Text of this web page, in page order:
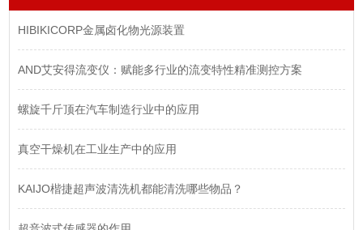
HIBIKICORP金属卤化物光源装置
AND艾安得流变仪：赋能多行业的流变特性精准测控方案
螺旋千斤顶在汽车制造行业中的应用
真空干燥机在工业生产中的应用
KAIJO楷捷超声波清洗机都能清洗哪些物品？